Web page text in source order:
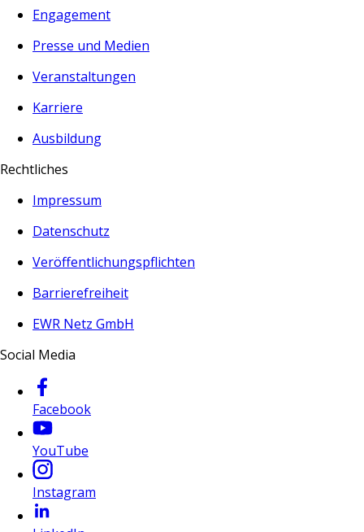
Engagement
Presse und Medien
Veranstaltungen
Karriere
Ausbildung
Rechtliches
Impressum
Datenschutz
Veröffentlichungspflichten
Barrierefreiheit
EWR Netz GmbH
Social Media
Facebook
YouTube
Instagram